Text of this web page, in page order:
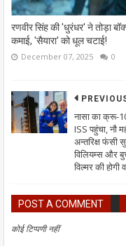
रणवीर सिंह की 'धुरंधर' ने तोड़ा
कमाई, 'सैयारा' को धूल चटाई!
December 07, 2025 0
नासा का क्रू-
ISS पहुंचा, नौ
अन्तरिक्ष फंसी
विलियम्स और
विल्मर की होगी
POST A COMMENT
कोई टिप्पणी नहीं